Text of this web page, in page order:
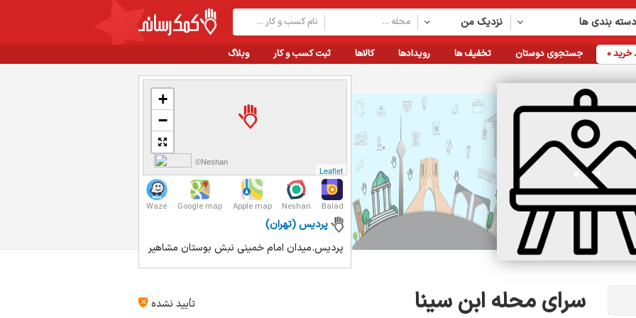
نزدیک من بندی ها
وبلاگ ثبت کسب و کار کالاها رویدادها تخفیف ها جستجوی دوستان خرید0
+
−
Leaflet
©Neshan
Balad
Neshan
Apple map
Google map
Waze
پردیس (تهران)
پردیس.میدان امام خمینی نبش بوستان مشاهیر
سرای محله ابن سینا
تأیید نشده